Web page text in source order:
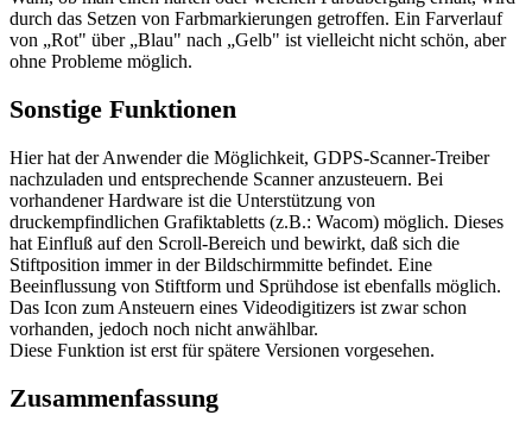
durch das Setzen von Farbmarkierungen getroffen. Ein Farverlauf
von „Rot" über „Blau" nach „Gelb" ist vielleicht nicht schön, aber
ohne Probleme möglich.
Sonstige Funktionen
Hier hat der Anwender die Möglichkeit, GDPS-Scanner-Treiber
nachzuladen und entsprechende Scanner anzusteuern. Bei
vorhandener Hardware ist die Unterstützung von
druckempfindlichen Grafiktabletts (z.B.: Wacom) möglich. Dieses
hat Einfluß auf den Scroll-Bereich und bewirkt, daß sich die
Stiftposition immer in der Bildschirmmitte befindet. Eine
Beeinflussung von Stiftform und Sprühdose ist ebenfalls möglich.
Das Icon zum Ansteuern eines Videodigitizers ist zwar schon
vorhanden, jedoch noch nicht anwählbar.
Diese Funktion ist erst für spätere Versionen vorgesehen.
Zusammenfassung